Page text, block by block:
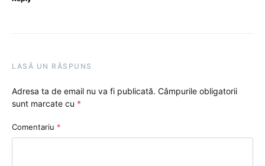
LASĂ UN RĂSPUNS
Adresa ta de email nu va fi publicată. Câmpurile obligatorii
sunt marcate cu *
Comentariu *